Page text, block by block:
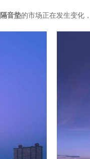
隔音垫的市场正在发生变化